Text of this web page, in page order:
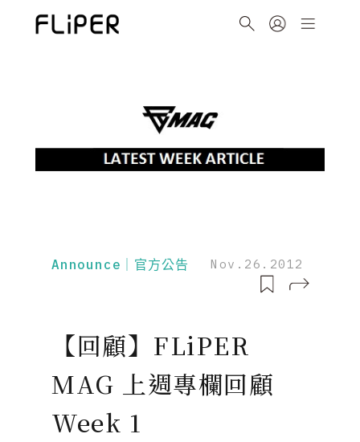
Announce｜官方公告 Nov.26.2012
【回顧】FLiPER
MAG 上週專欄回顧
Week 1